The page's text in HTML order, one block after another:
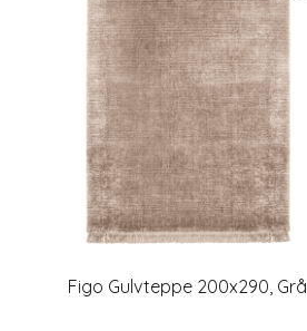
Figo Gulvteppe 200x290, Grå